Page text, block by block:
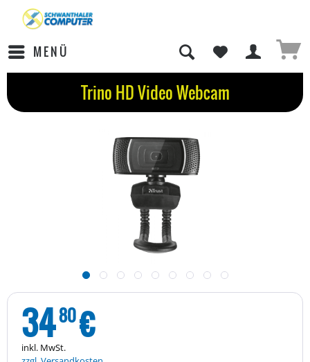
MENÜ
Trino HD Video Webcam
3480€
inkl. MwSt.